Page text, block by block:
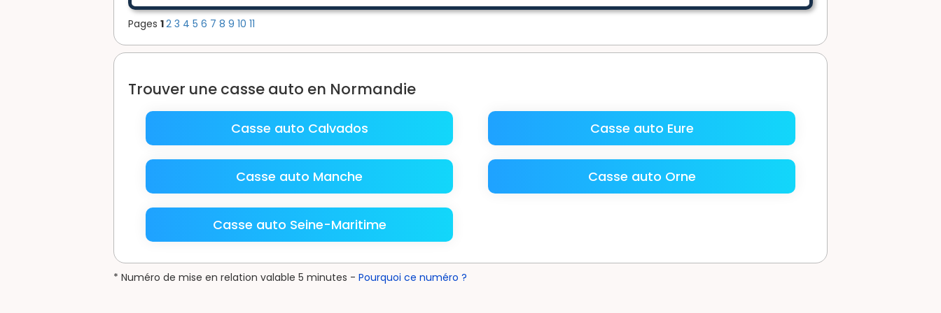
Pages 12 3 4 5 6 7 8 9 10 11
Trouver une casse auto en Normandie
Casse auto Calvados Casse auto Eure
Casse auto Manche Casse auto Orne
Casse auto Seine-Maritime
* Numéro de mise en relation valable 5 minutes - Pourquoi ce numéro ?